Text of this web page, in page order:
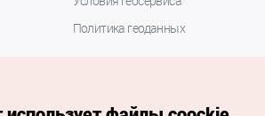
Политика геоданных